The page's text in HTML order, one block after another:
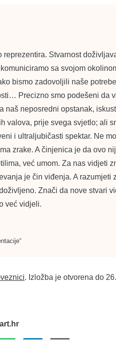
Stvarnost
sa svojom
bismo zadovoljili naše
Precizno smo podešeni da
naš neposredni opstanak,
valova, prije svega svjetlo; ali
i ultraljubičasti spektar. Ne
zrake. A činjenica je da ovo
već umom. Za nas vidjeti
je čin viđenja. A razumjeti
Znači da nove stvari
već vidjeli.
. Izložba je otvorena do